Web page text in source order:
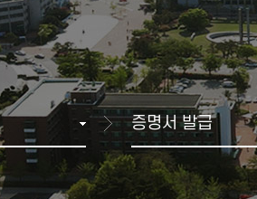
총장소개
인사말
약력
역대 교장/학장/총장
입학안내
대학
전체 학과 보기
인문대학
사회과학대학
자연과학대학
생명과학대학
공과대학
예술체육대학
치과대학
산학협력
통합정보시스템
학사일정
취업지원
뉴스
공지사항
학사정보
장학정보
GWNU 뉴스
산학협력 뉴스
GWNU 카드뉴스
행사정보
증명서 발급